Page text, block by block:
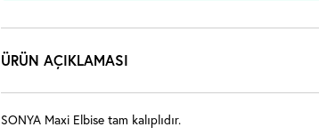
ÜRÜN AÇIKLAMASI
SONYA Maxi Elbise tam kalıplıdır.